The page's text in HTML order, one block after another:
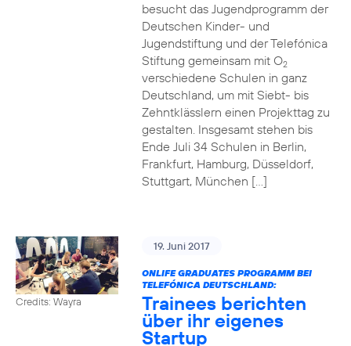
besucht das Jugendprogramm der
Deutschen Kinder- und
Jugendstiftung und der Telefónica
Stiftung gemeinsam mit O2
verschiedene Schulen in ganz
Deutschland, um mit Siebt- bis
Zehntklässlern einen Projekttag zu
gestalten. Insgesamt stehen bis
Ende Juli 34 Schulen in Berlin,
Frankfurt, Hamburg, Düsseldorf,
Stuttgart, München […]
Credits: Wayra
19. Juni 2017
ONLIFE GRADUATES PROGRAMM BEI
TELEFÓNICA DEUTSCHLAND:
Trainees berichten
über ihr eigenes
Startup